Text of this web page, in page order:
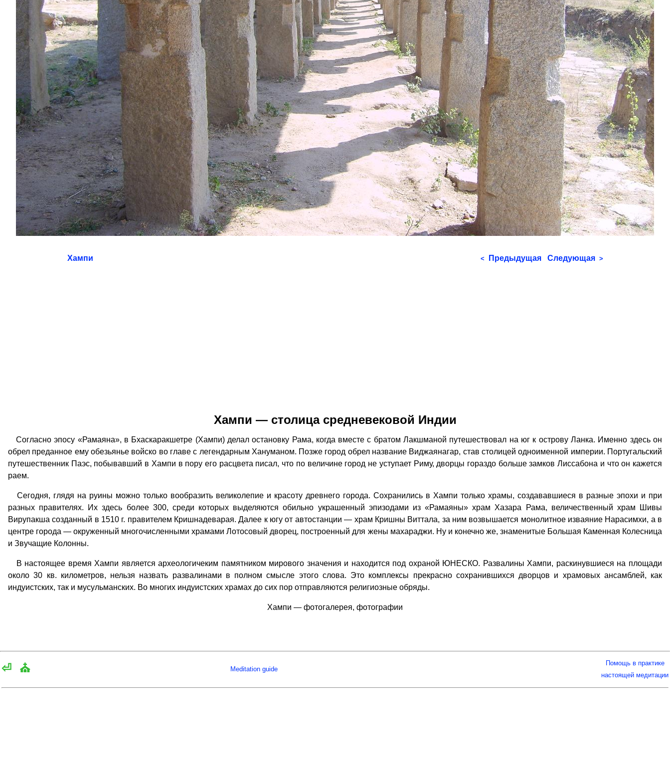
Хампи < Предыдущая Следующая >
Хампи — столица средневековой Индии
Согласно эпосу «Рамаяна», в Бхаскаракшетре (Хампи) делал остановку Рама, когда вместе с братом Лакшманой путешествовал на юг к острову Ланка. Именно здесь он
обрел преданное ему обезьянье войско во главе с легендарным Хануманом. Позже город обрел название Виджаянагар, став столицей одноименной империи. Португальский
путешественник Паэс, побывавший в Хампи в пору его расцвета писал, что по величине город не уступает Риму, дворцы гораздо больше замков Лиссабона и что он кажется
раем.
Сегодня, глядя на руины можно только вообразить великолепие и красоту древнего города. Сохранились в Хампи только храмы, создававшиеся в разные эпохи и при
разных правителях. Их здесь более 300, среди которых выделяются обильно украшенный эпизодами из «Рамаяны» храм Хазара Рама, величественный храм Шивы
Вирупакша созданный в 1510 г. правителем Кришнадеварая. Далее к югу от автостанции — храм Кришны Виттала, за ним возвышается монолитное изваяние Нарасимхи, а в
центре города — окруженный многочисленными храмами Лотосовый дворец, построенный для жены махараджи. Ну и конечно же, знаменитые Большая Каменная Колесница
и Звучащие Колонны.
В настоящее время Хампи является археологичеким памятником мирового значения и находится под охраной ЮНЕСКО. Развалины Хампи, раскинувшиеся на площади
около 30 кв. километров, нельзя назвать развалинами в полном смысле этого слова. Это комплексы прекрасно сохранившихся дворцов и храмовых ансамблей, как
индуистских, так и мусульманских. Во многих индуистских храмах до сих пор отправляются религиозные обряды.
Хампи — фотогалерея, фотографии
⏎ ⛪ Meditation guide
Помощь в практике
настоящей медитации